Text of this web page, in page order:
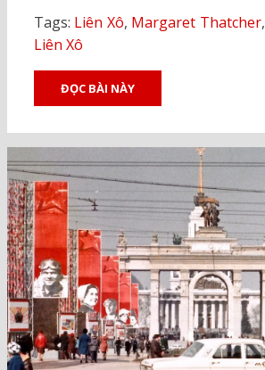
Tags: Liên Xô, Margaret Thatcher,
Liên Xô
ĐỌC BÀI NÀY